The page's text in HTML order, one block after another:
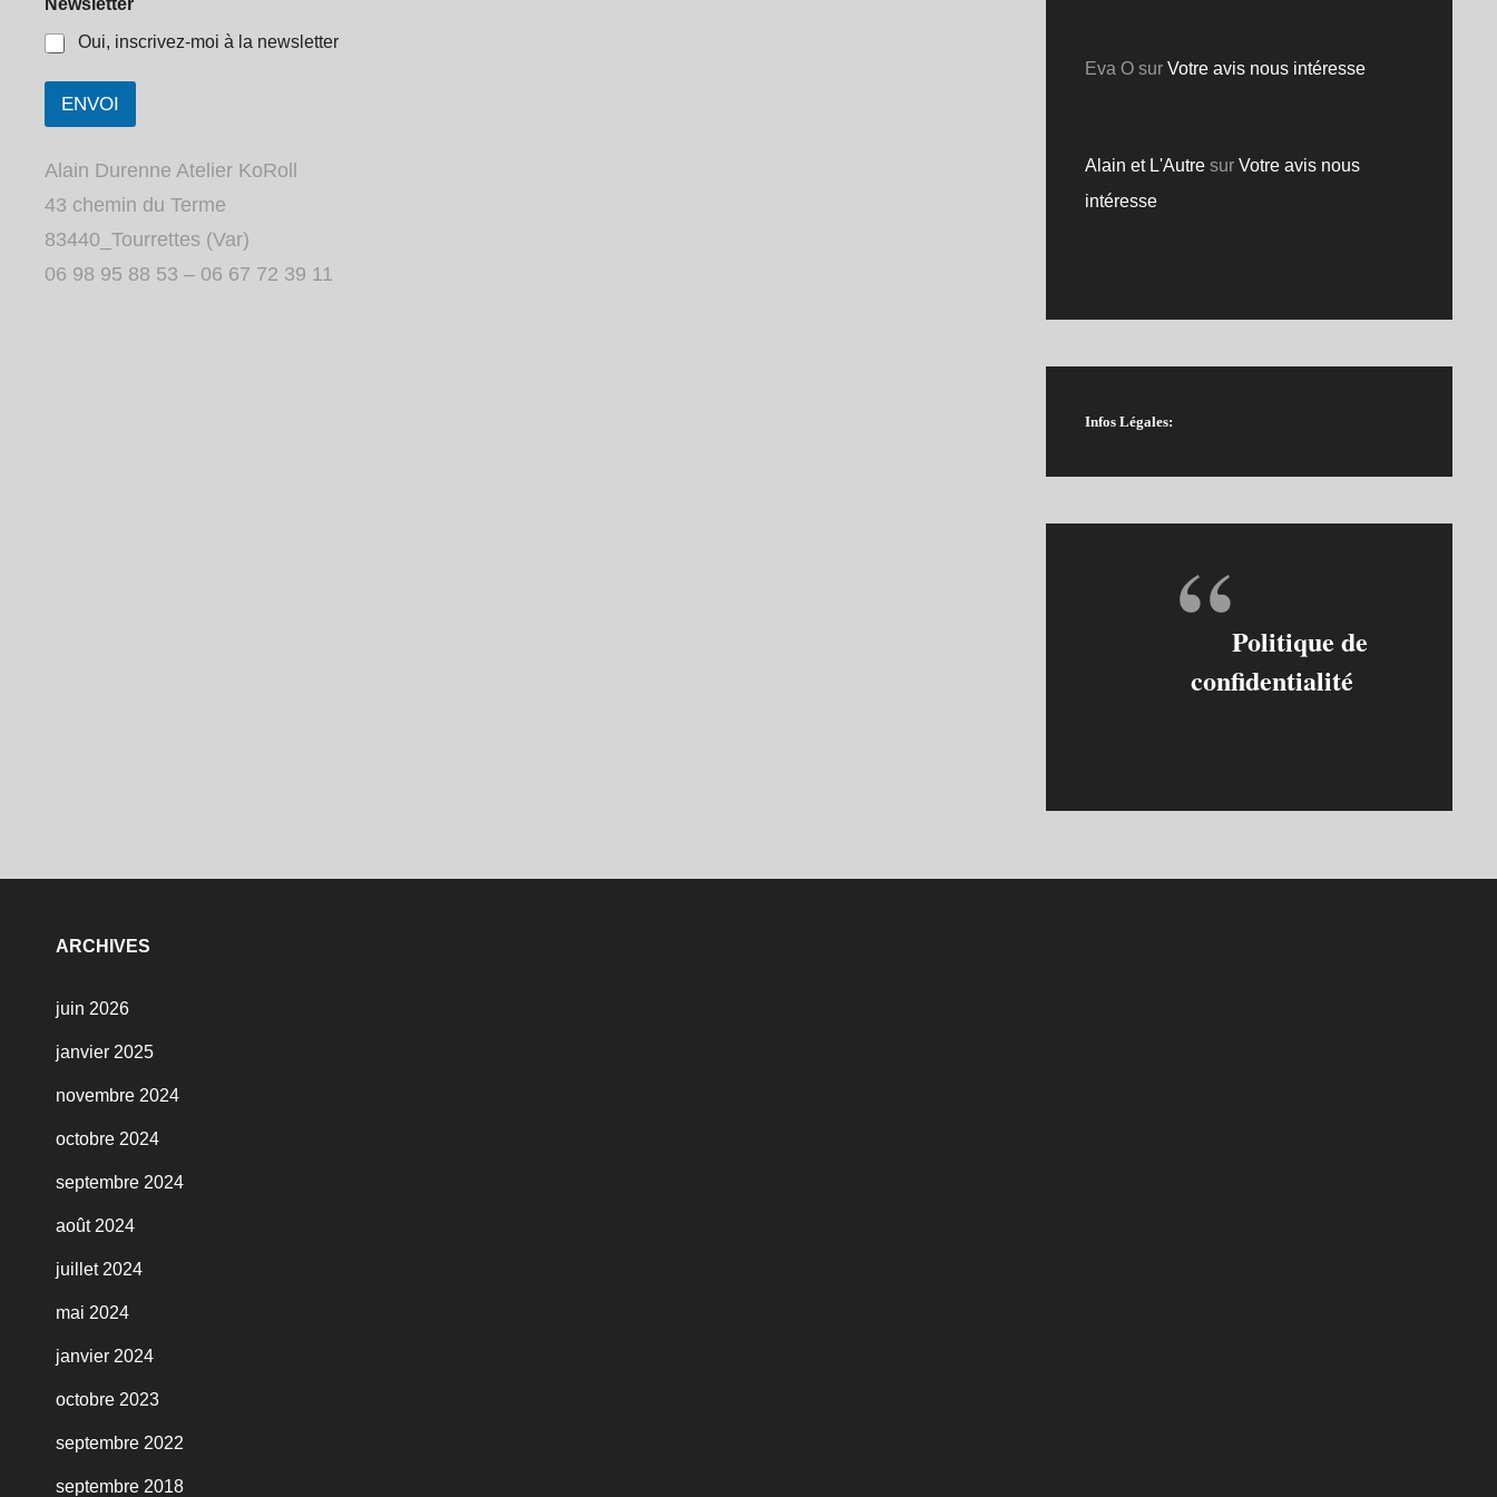
Newsletter
Oui, inscrivez-moi à la newsletter
ENVOI
Alain Durenne Atelier KoRoll
43 chemin du Terme
83440_Tourrettes (Var)
06 98 95 88 53 – 06 67 72 39 11
Eva Osur Votre avis nous intéresse
Alain et L'Autresur Votre avis nous
intéresse
Infos Légales:
Politique de
confidentialité
ARCHIVES
juin 2026
janvier 2025
novembre 2024
octobre 2024
septembre 2024
août 2024
juillet 2024
mai 2024
janvier 2024
octobre 2023
septembre 2022
septembre 2018